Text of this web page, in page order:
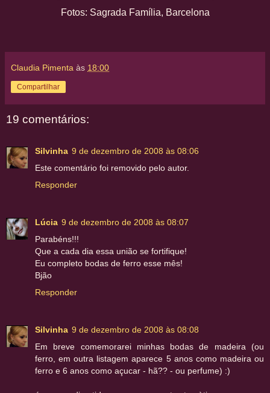
Fotos: Sagrada Família, Barcelona
Claudia Pimenta às 18:00
Compartilhar
19 comentários:
Silvinha 9 de dezembro de 2008 às 08:06
Este comentário foi removido pelo autor.
Responder
Lúcia 9 de dezembro de 2008 às 08:07
Parabéns!!!
Que a cada dia essa união se fortifique!
Eu completo bodas de ferro esse mês!
Bjão
Responder
Silvinha 9 de dezembro de 2008 às 08:08
Em breve comemorarei minhas bodas de madeira (ou
ferro, em outra listagem aparece 5 anos como madeira ou
ferro e 6 anos como açucar - hã?? - ou perfume) :)